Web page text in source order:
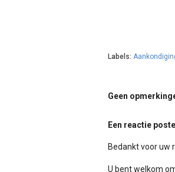
Labels:
Geen
Een reactie
Bedankt voor uw
U bent welkom